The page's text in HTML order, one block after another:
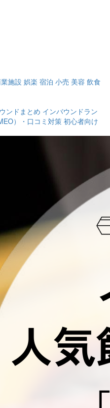
施設 娯楽 宿泊 小売 美容 飲食
ンドまとめ インバウンドラン
）・口コミ対策 初心者向け